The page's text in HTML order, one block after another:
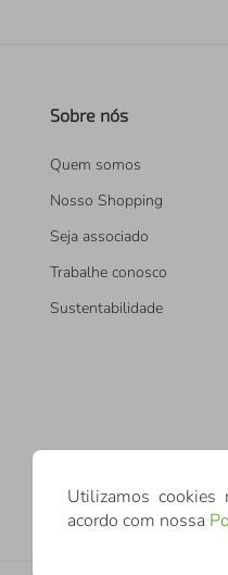
Sobre nós
Quem somos
Nosso Shopping
Seja associado
Trabalhe conosco
Sustentabilidade
Utilizamos cookies
acordo com nossa